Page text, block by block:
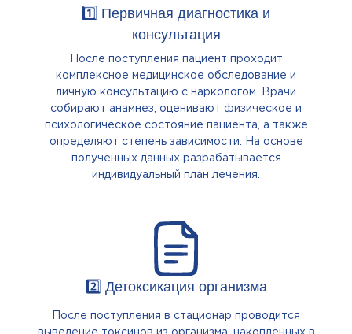
1️⃣ Первичная диагностика и
консультация
После поступления пациент проходит
комплексное медицинское обследование и
личную консультацию с наркологом. Врачи
собирают анамнез, оценивают физическое и
психологическое состояние пациента, а также
определяют степень зависимости. На основе
полученных данных разрабатывается
индивидуальный план лечения.
2️⃣ Детоксикация организма
После поступления в стационар проводится